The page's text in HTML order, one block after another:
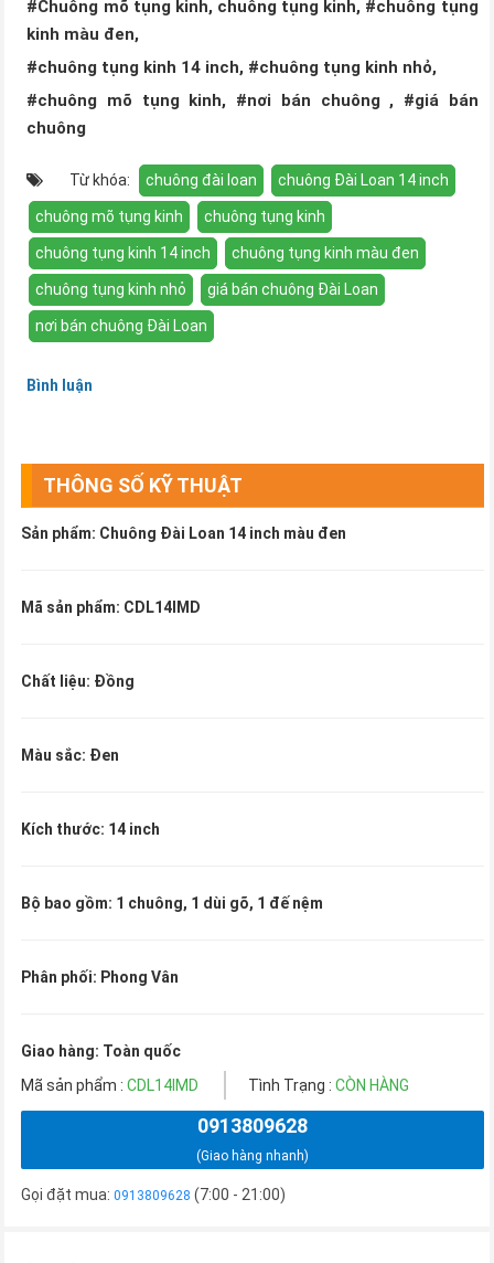
#Chuông mõ tụng kinh, chuông tụng kinh, #chuông tụng
kinh màu đen,
#chuông tụng kinh 14 inch, #chuông tụng kinh nhỏ,
#chuông mõ tụng kinh, #nơi bán chuông , #giá bán
chuông
Từ khóa: chuông đài loan chuông Đài Loan 14 inch
chuông mõ tụng kinh chuông tụng kinh
chuông tụng kinh 14 inch chuông tụng kinh màu đen
chuông tụng kinh nhỏ giá bán chuông Đài Loan
nơi bán chuông Đài Loan
Bình luận
THÔNG SỐ KỸ THUẬT
Sản phẩm: Chuông Đài Loan 14 inch màu đen
Mã sản phẩm: CDL14IMD
Chất liệu: Đồng
Màu sắc: Đen
Kích thước: 14 inch
Bộ bao gồm: 1 chuông, 1 dùi gõ, 1 đế nệm
Phân phối: Phong Vân
Giao hàng: Toàn quốc
Mã sản phẩm :CDL14IMD Tình Trạng : CÒN HÀNG
0913809628
(Giao hàng nhanh)
Gọi đặt mua:0913809628 (7:00 - 21:00)